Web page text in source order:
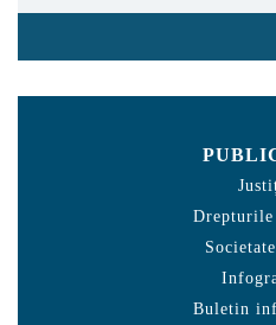
Buletin